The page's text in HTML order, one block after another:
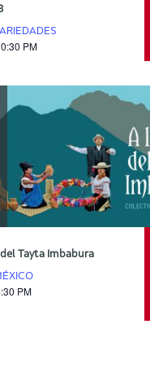
PM
Tayta Imbabura
PM